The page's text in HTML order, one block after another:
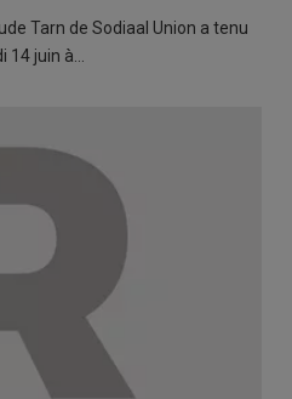
Tarn de Sodiaal Union a tenu
juin à…